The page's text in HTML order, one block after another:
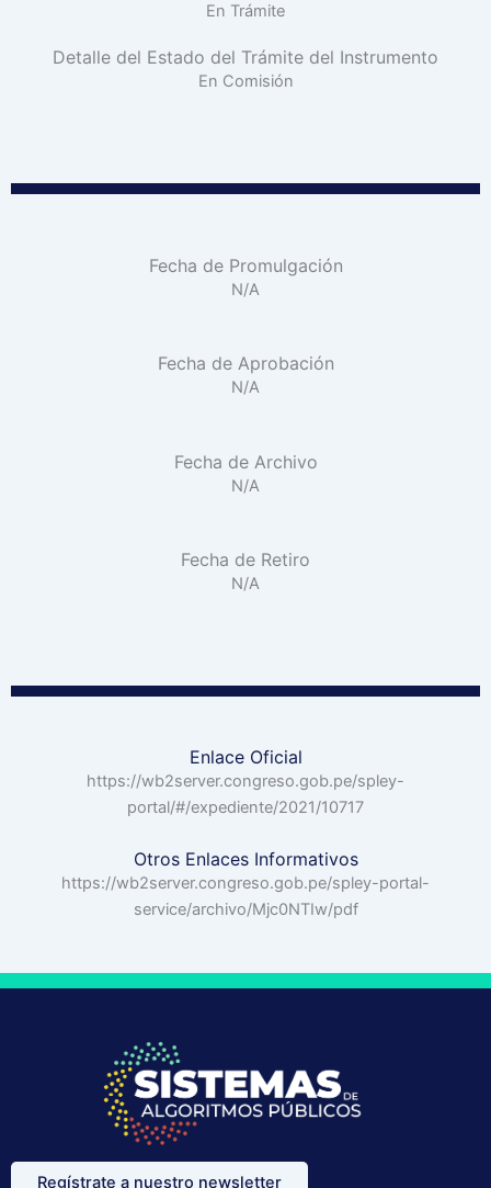
En Trámite
Detalle del Estado del Trámite del Instrumento
En Comisión
Fecha de Promulgación
N/A
Fecha de Aprobación
N/A
Fecha de Archivo
N/A
Fecha de Retiro
N/A
Enlace Oficial
https://wb2server.congreso.gob.pe/spley-
portal/#/expediente/2021/10717
Otros Enlaces Informativos
https://wb2server.congreso.gob.pe/spley-portal-
service/archivo/Mjc0NTIw/pdf
Regístrate a nuestro newsletter